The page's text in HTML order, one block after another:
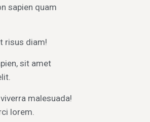
sapien quam
risus diam!
sit amet
malesuada!
lorem.